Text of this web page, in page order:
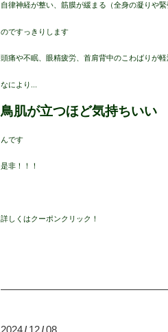
自律神経が整い、筋膜が緩まる（全身の凝りや緊
のですっきりします
頭痛や不眠、眼精疲労、首肩背中のこわばりが軽
なにより...
鳥肌が立つほど気持ちいい
んです
是非！！！
詳しくはクーポンクリック！
2024 / 12 /08